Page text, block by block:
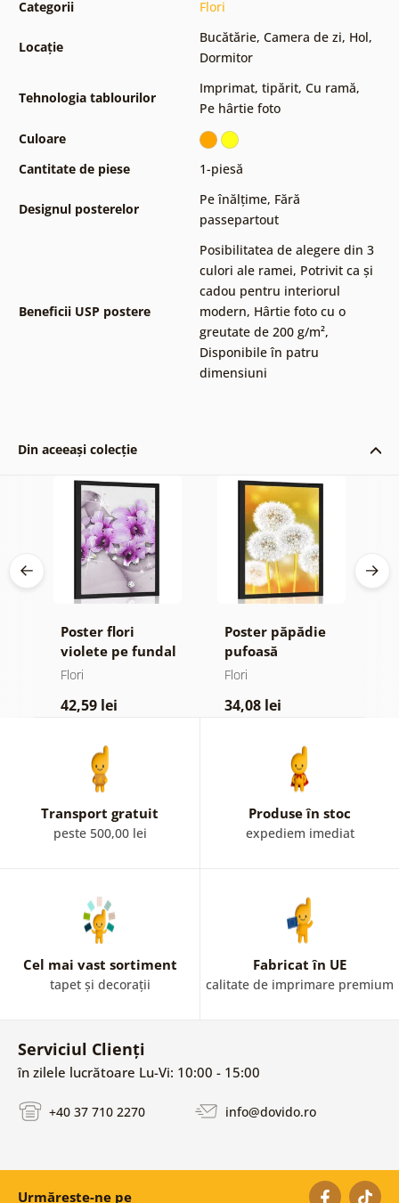
Categorii Flori
Locație
Bucătărie, Camera de zi, Hol,
Dormitor
Tehnologia tablourilor
Imprimat, tipărit, Cu ramă,
Pe hârtie foto
Culoare
Cantitate de piese
1-piesă
Designul posterelor
Pe înălțime, Fără
passepartout
Beneficii USP postere
Posibilitatea de alegere din 3
culori ale ramei, Potrivit ca și
cadou pentru interiorul
modern, Hârtie foto cu o
greutate de 200 g/m²,
Disponibile în patru
dimensiuni
Din aceeași colecție
Poster flori
violete pe fundal
abstract
Flori
42,59 lei
Poster păpădie
pufoasă
Flori
34,08 lei
Transport gratuit
peste 500,00 lei
Produse în stoc
expediem imediat
Cel mai vast sortiment
tapet și decorații
Fabricat în UE
calitate de imprimare premium
Serviciul Clienți
în zilele lucrătoare Lu-Vi: 10:00 - 15:00
+40 37 710 2270 info@dovido.ro
Urmărește-ne pe